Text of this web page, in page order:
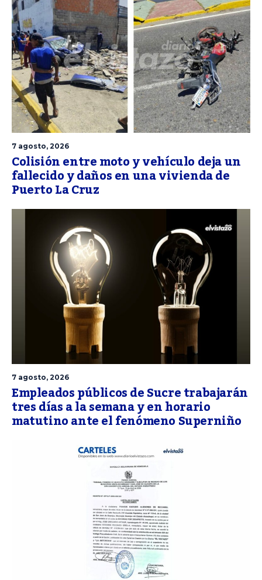
7 agosto, 2026
Colisión entre moto y vehículo deja un
fallecido y daños en una vivienda de
Puerto La Cruz
7 agosto, 2026
Empleados públicos de Sucre trabajarán
tres días a la semana y en horario
matutino ante el fenómeno Superniño